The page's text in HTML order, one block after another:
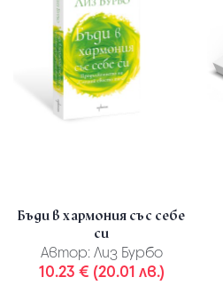
Бъди в хармония със себе
си
Автор: Лиз Бурбо
10.23 € (20.01 лв.)